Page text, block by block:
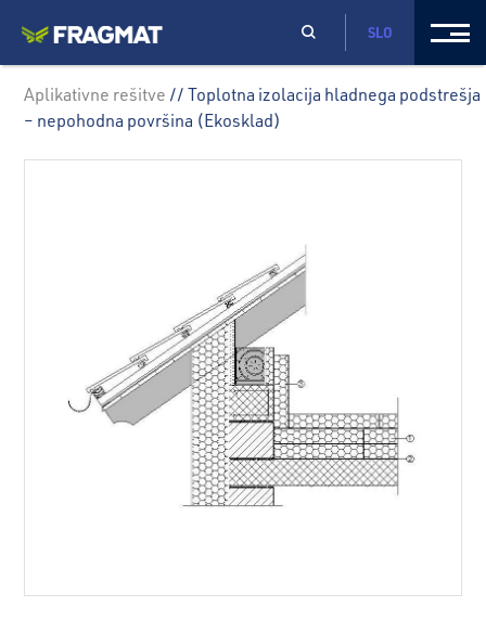
SLO
Aplikativne rešitve // Toplotna izolacija hladnega podstrešja
– nepohodna površina (Ekosklad)